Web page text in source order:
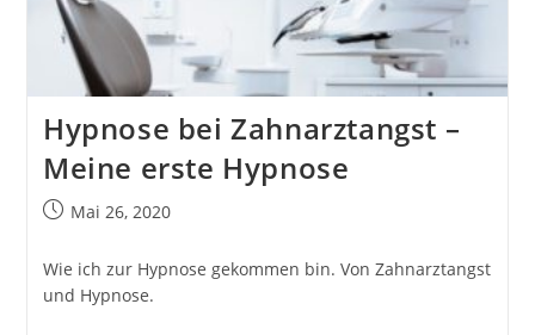
Vor
Der
Prüfung?
Hypnose bei Zahnarztangst –
Meine erste Hypnose
BeitragMai 26, 2020
Wie ich zur Hypnose gekommen bin. Von Zahnarztangst
und Hypnose.